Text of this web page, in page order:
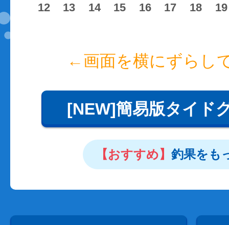
12 13 14 15 16 17 18 19
←画面を横にずらし
[NEW]簡易版タイド
【おすすめ】 釣果をも